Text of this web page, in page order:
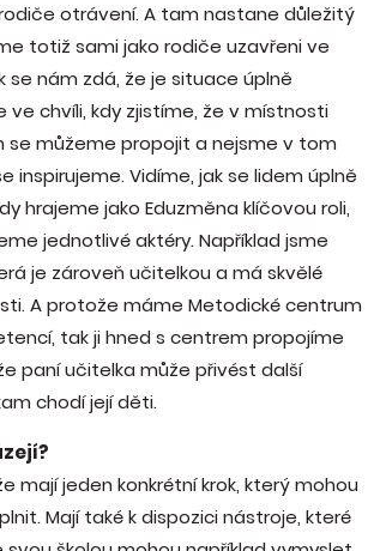
otrávení. A tam nastane důležitý
totiž sami jako rodiče uzavřeni ve
se nám zdá, že je situace úplně
ve chvíli, kdy zjistíme, že v místnosti
se můžeme propojit a nejsme v tom
inspirujeme. Vidíme, jak se lidem úplně
hrajeme jako Eduzměna klíčovou roli,
jednotlivé aktéry. Například jsme
je zároveň učitelkou a má skvělé
A protože máme Metodické centrum
tak ji hned s centrem propojíme
paní učitelka může přivést další
chodí její děti.
mají jeden konkrétní krok, který mohou
Mají také k dispozici nástroje, které